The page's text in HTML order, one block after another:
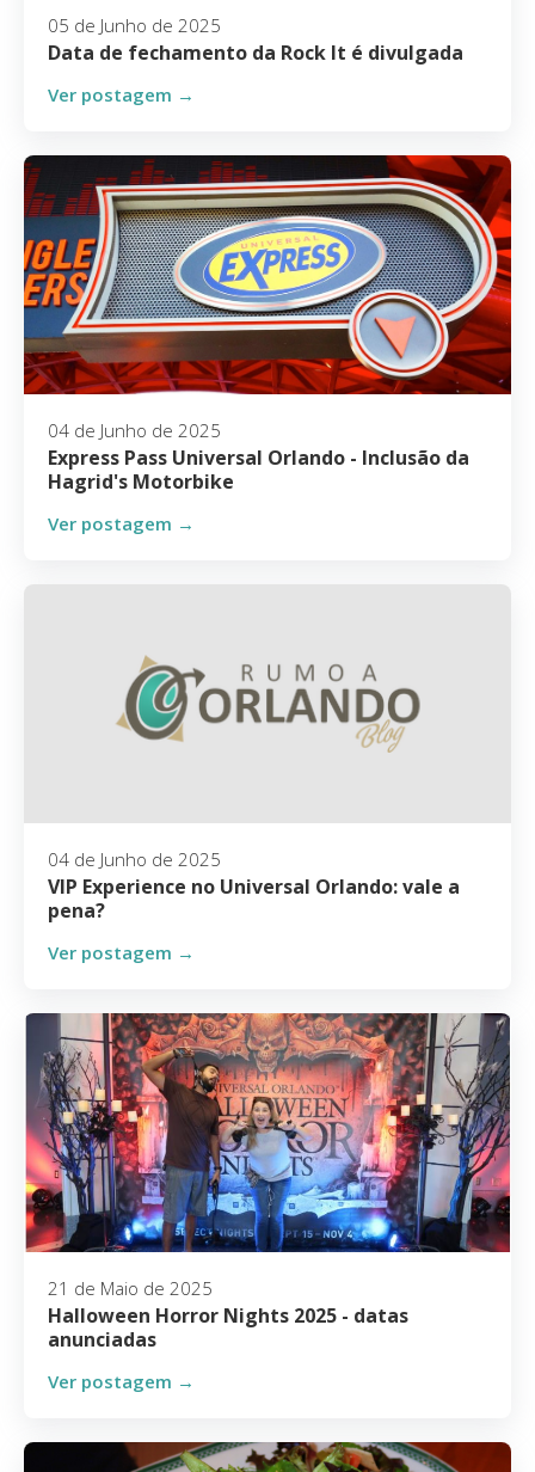
05 de Junho de 2025
Data de fechamento da Rock It é divulgada
Ver postagem →
04 de Junho de 2025
Express Pass Universal Orlando - Inclusão da
Hagrid's Motorbike
Ver postagem →
04 de Junho de 2025
VIP Experience no Universal Orlando: vale a
pena?
Ver postagem →
21 de Maio de 2025
Halloween Horror Nights 2025 - datas
anunciadas
Ver postagem →